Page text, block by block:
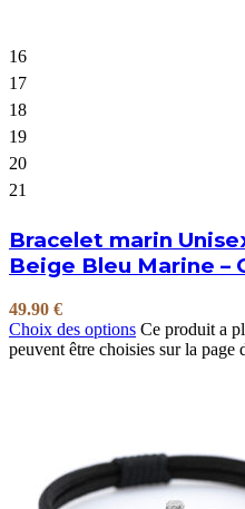
16
17
18
19
20
21
Bracelet marin
Beige Bleu Marine –
49.90 €
Choix des options Ce produit a
peuvent être choisies sur la page